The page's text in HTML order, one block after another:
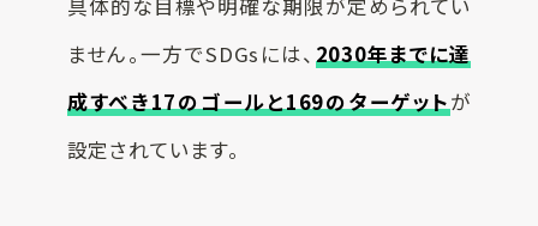
ません。一方でSDGsには、 2030年までに達
成すべき17のゴールと169のターゲットが
設定されています。